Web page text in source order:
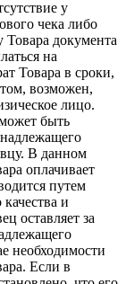
у
чека либо
документа
на
Товара в сроки,
возможен,
лицо.
быть
В данном
оплачивает
путем
и
оставляет за
необходимости
Если в